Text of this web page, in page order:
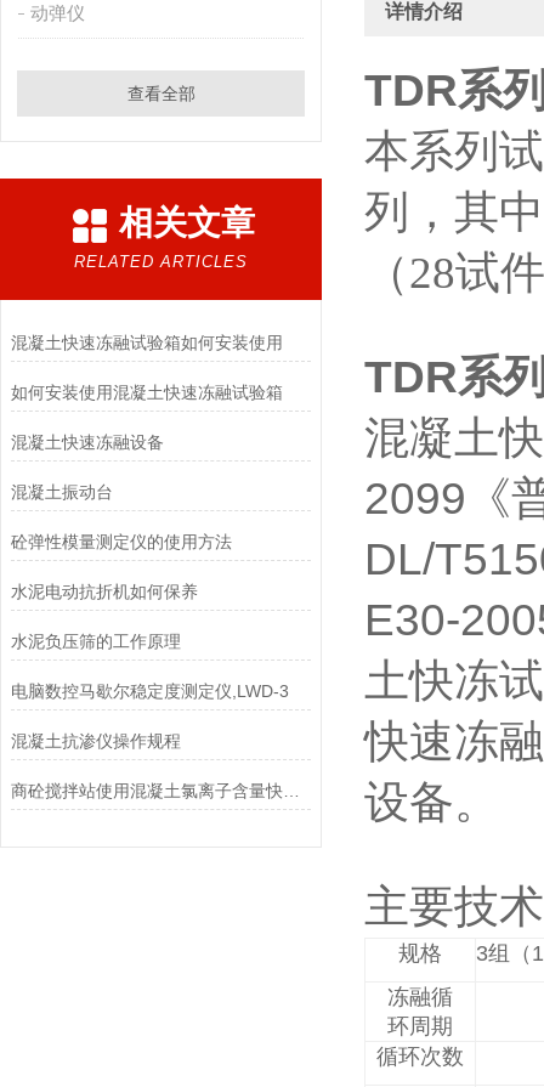
动弹仪
查看全部
相关文章
RELATED ARTICLES
混凝土快速冻融试验箱如何安装使用
如何安装使用混凝土快速冻融试验箱
混凝土快速冻融设备
混凝土振动台
砼弹性模量测定仪的使用方法
水泥电动抗折机如何保养
水泥负压筛的工作原理
电脑数控马歇尔稳定度测定仪,LWD-3
混凝土抗渗仪操作规程
商砼搅拌站使用混凝土氯离子含量快速测定仪要求
详情介绍
TDR系
本系列
列，其
（28试
TDR系
混凝土
2099
DL/
E30-
土快冻
快速冻
设备。
主要技
规格 3组（
冻融循
环周期
循环次数